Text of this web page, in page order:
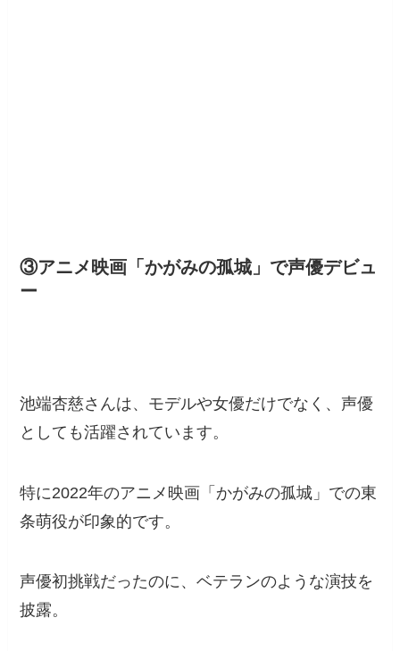
③アニメ映画「かがみの孤城」で声優デビュ
ー
池端杏慈さんは、モデルや女優だけでなく、声優
としても活躍されています。
特に2022年のアニメ映画「かがみの孤城」での東
条萌役が印象的です。
声優初挑戦だったのに、ベテランのような演技を
披露。